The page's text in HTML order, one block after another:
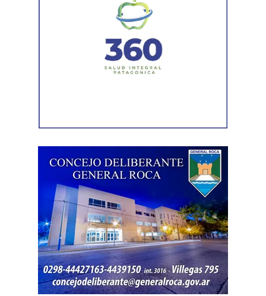
Durante el procedimiento, el personal encontró el teléfono
correspondiente para acreditar su propiedad. Además,
denunciado como robado
Posteriormente, el inmueble fue preservado para la
intervención del Gabinete de Criminalística, que realizó
las pericias correspondientes. Otros elementos
encontrados quedaron bajo resguardo para determinar su
procedencia.
Por disposición de la Fiscalía de turno, ambos hombres
permanecen detenidos en el marco de una causa por